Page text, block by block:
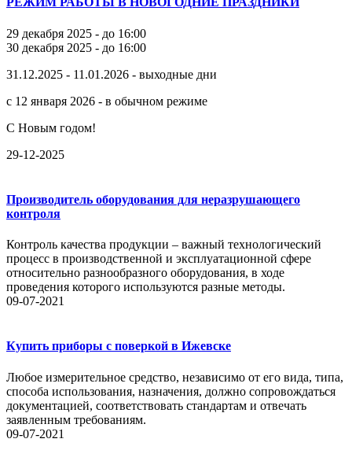
29 декабря 2025 - до 16:00
30 декабря 2025 - до 16:00
31.12.2025 - 11.01.2026 - выходные дни
с 12 января 2026 - в обычном режиме
С Новым годом!
29-12-2025
Производитель оборудования для неразрушающего
контроля
Контроль качества продукции – важный технологический
процесс в производственной и эксплуатационной сфере
относительно разнообразного оборудования, в ходе
проведения которого используются разные методы.
09-07-2021
Купить приборы с поверкой в Ижевске
Любое измерительное средство, независимо от его вида, типа,
способа использования, назначения, должно сопровождаться
документацией, соответствовать стандартам и отвечать
заявленным требованиям.
09-07-2021